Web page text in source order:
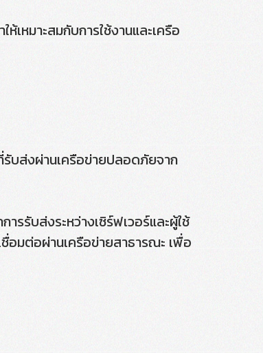
เหมาะสมกับการใช้งานและเครือ
รับส่งผ่านเครือข่ายปลอดภัยจาก
รรับส่งระหว่างเซิร์ฟเวอร์และผู้ใช้
ชื่อมต่อผ่านเครือข่ายสาธารณะ เพื่อ